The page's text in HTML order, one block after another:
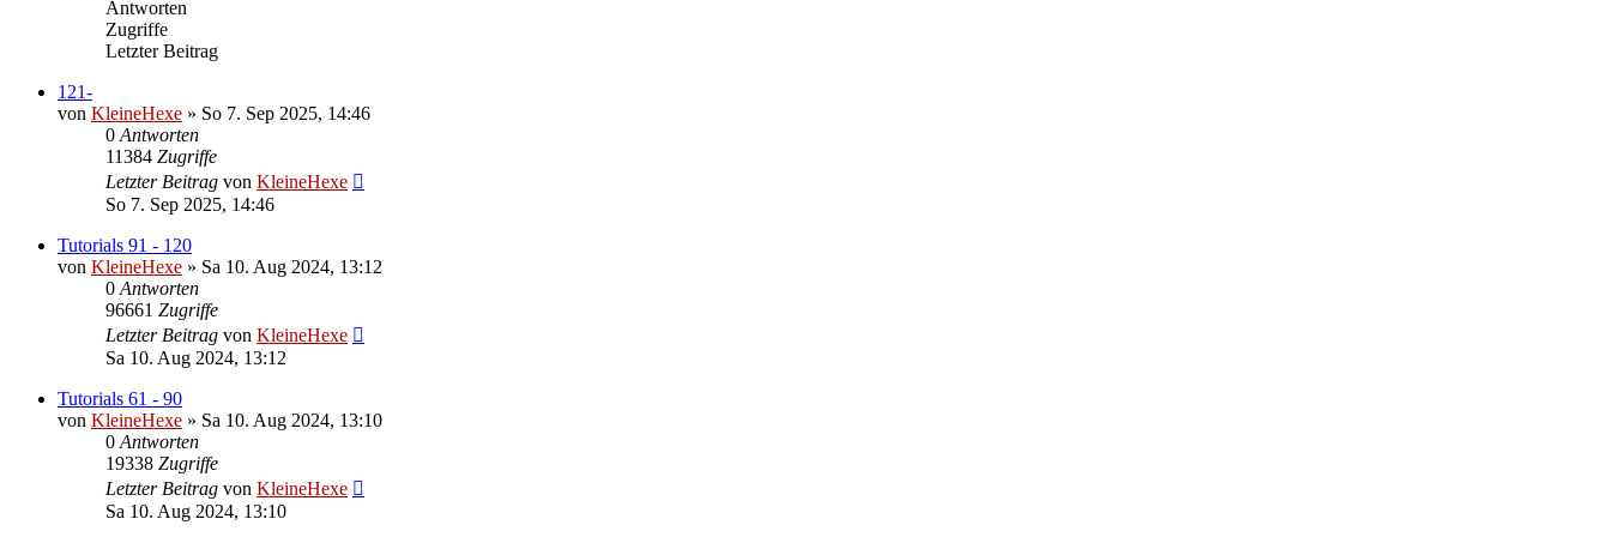
Antworten
Zugriffe
Letzter Beitrag
121-
von KleineHexe » So 7. Sep 2025, 14:46
0 Antworten
11384 Zugriffe
Letzter Beitrag von KleineHexe
So 7. Sep 2025, 14:46
Tutorials 91 - 120
von KleineHexe » Sa 10. Aug 2024, 13:12
0 Antworten
96661 Zugriffe
Letzter Beitrag von KleineHexe
Sa 10. Aug 2024, 13:12
Tutorials 61 - 90
von KleineHexe » Sa 10. Aug 2024, 13:10
0 Antworten
19338 Zugriffe
Letzter Beitrag von KleineHexe
Sa 10. Aug 2024, 13:10